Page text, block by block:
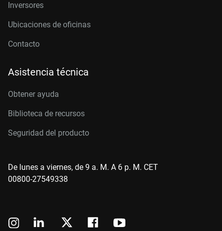
Inversores
Ubicaciones de oficinas
Contacto
Asistencia técnica
Obtener ayuda
Biblioteca de recursos
Seguridad del producto
De lunes a viernes, de 9 a. M. A 6 p. M. CET
00800-27549338